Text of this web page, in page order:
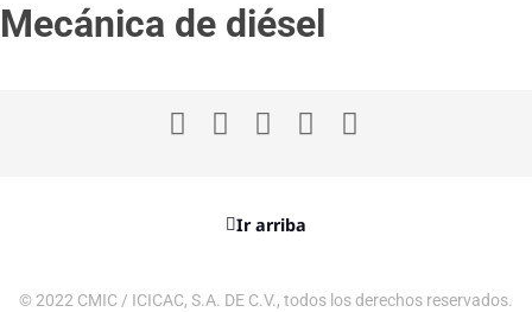
Mecánica de diésel
Ir arriba
© 2022 CMIC / ICICAC, S.A. DE C.V., todos los derechos reservados.